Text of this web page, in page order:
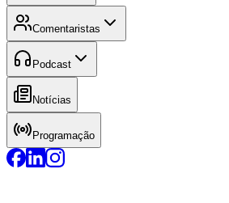
Comentaristas
Podcast
Notícias
Programação